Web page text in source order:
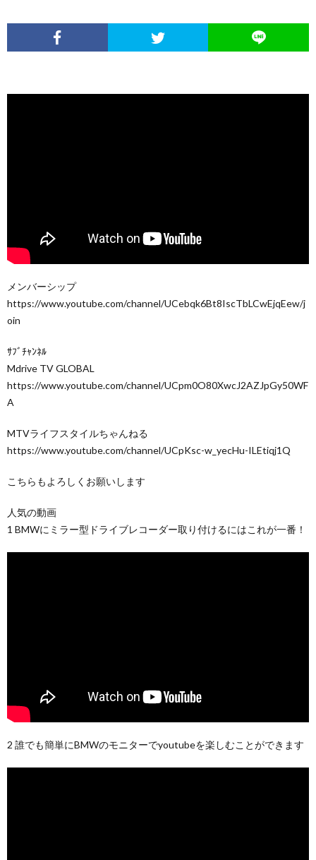
メンバーシップ
https://www.youtube.com/channel/UCebqk6Bt8IscTbLCwEjqEew/j
oin
ｻﾌﾞﾁｬﾝﾈﾙ
Mdrive TV GLOBAL
https://www.youtube.com/channel/UCpm0O80XwcJ2AZJpGy50WF
A
MTVライフスタイルちゃんねる
https://www.youtube.com/channel/UCpKsc-w_yecHu-ILEtiqj1Q
こちらもよろしくお願いします
人気の動画
1 BMWにミラー型ドライブレコーダー取り付けるにはこれが一番！
2 誰でも簡単にBMWのモニターでyoutubeを楽しむことができます